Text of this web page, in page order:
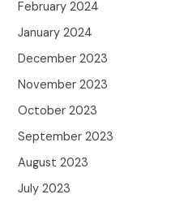
February 2024
January 2024
December 2023
November 2023
October 2023
September 2023
August 2023
July 2023